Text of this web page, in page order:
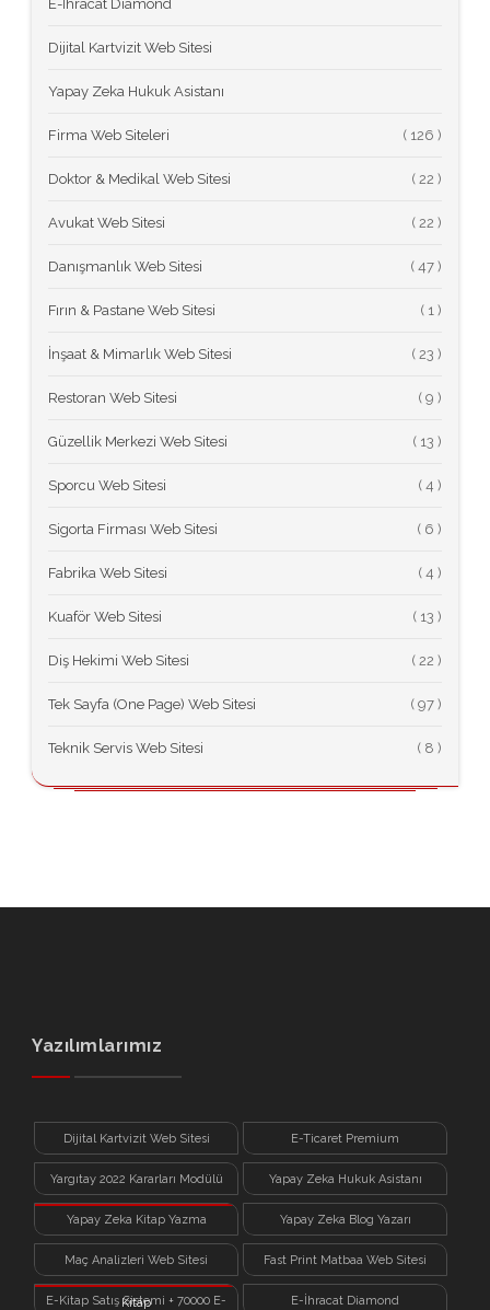
E-İhracat Diamond
Dijital Kartvizit Web Sitesi
Yapay Zeka Hukuk Asistanı
Firma Web Siteleri (
Doktor & Medikal Web Sitesi (
Avukat Web Sitesi (
Danışmanlık Web Sitesi (
Fırın & Pastane Web Sitesi (
İnşaat & Mimarlık Web Sitesi (
Restoran Web Sitesi (
Güzellik Merkezi Web Sitesi (
Sporcu Web Sitesi (
Sigorta Firması Web Sitesi (
Fabrika Web Sitesi (
Kuaför Web Sitesi (
Diş Hekimi Web Sitesi (
Tek Sayfa (One Page) Web Sitesi (
Teknik Servis Web Sitesi (
Yazılımlarımız
Dijital Kartvizit Web Sitesi E-Ticaret Premium
Yargıtay 2022 Kararları Modülü Yapay Zeka Hukuk Asistanı
Yapay Zeka Kitap Yazma
Sistemi
Yapay Zeka Blog Yazarı
Maç Analizleri Web Sitesi Fast Print Matbaa Web Sitesi
E-Kitap Satış Sistemi + 70000 E- E-İhracat Diamond